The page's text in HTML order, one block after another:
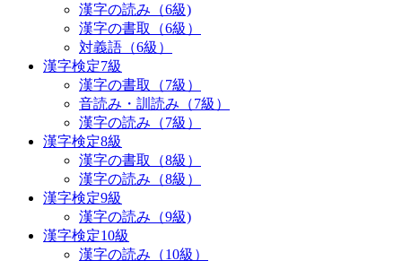
漢字の読み（6級)
漢字の書取（6級）
対義語（6級）
漢字検定7級
漢字の書取（7級）
音読み・訓読み（7級）
漢字の読み（7級）
漢字検定8級
漢字の書取（8級）
漢字の読み（8級）
漢字検定9級
漢字の読み（9級)
漢字検定10級
漢字の読み（10級）